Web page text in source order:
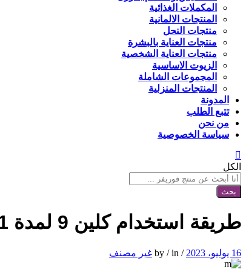
المكملات الغذائية
المنتجات الالمانية
منتجات النحل
منتجات العناية بالبشرة
منتجات العناية الشخصية
الزيوت الاساسية
المجموعات الشاملة
المنتجات المنزلية
المدونة
تتبع الطلب
من نحن
سياسة الخصوصية
الكل
بحث
طريقة استخدام كلين 9 لمدة 21 يوم
16 يوليو، 2023 /
/in غير مصنف